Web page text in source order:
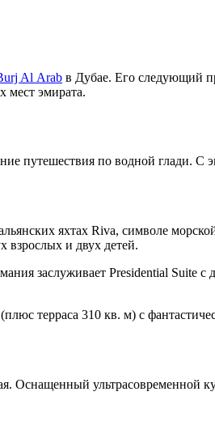
Al Arab в Дубае. Его следующий
мест эмирата.
путешествия по водной глади. С
яхтах Riva, символе
взрослых и двух детей.
заслуживает Presidential Suite с
терраса 310 кв. м) с
Оснащенный ультрасовременной